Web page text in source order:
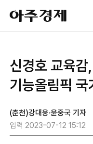
아
주
경
신경호 교육
기능올림픽 국
(춘천)강대웅·윤중국 기자
입력 2023-07-12 15:12